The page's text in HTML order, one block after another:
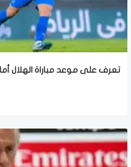
تعرف على موعد مباراة الهلال